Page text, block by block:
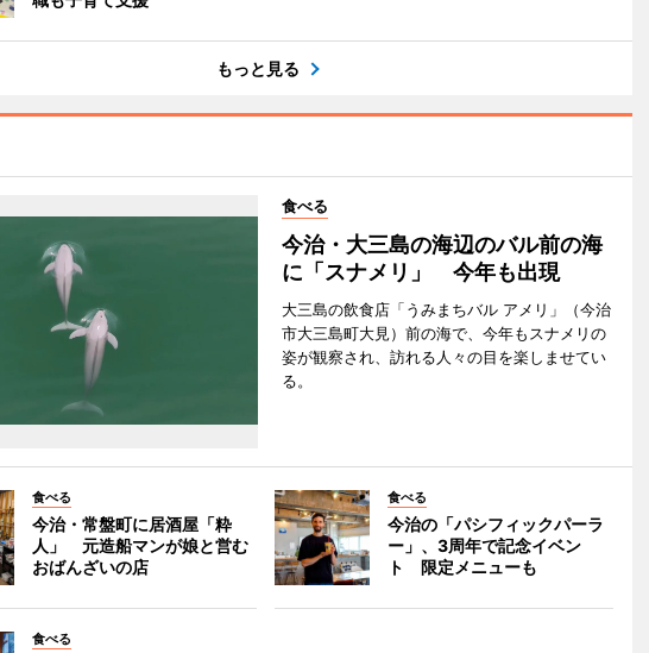
もっと見る
食べる
今治・大三島の海辺のバル前の海
に「スナメリ」 今年も出現
大三島の飲食店「うみまちバル アメリ」（今治
市大三島町大見）前の海で、今年もスナメリの
姿が観察され、訪れる人々の目を楽しませてい
る。
食べる
今治・常盤町に居酒屋「粋
人」 元造船マンが娘と営む
おばんざいの店
食べる
今治の「パシフィックパーラ
ー」、3周年で記念イベン
ト 限定メニューも
食べる